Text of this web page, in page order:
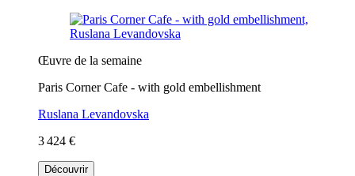
Œuvre de la semaine
Paris Corner Cafe - with gold embellishment
Ruslana Levandovska
3 424 €
Découvrir